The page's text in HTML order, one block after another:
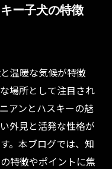
ー子犬の特徴
温暖な気候が特徴
場所として注目され
アンとハスキーの魅
外見と活発な性格が
。本ブログでは、知
特徴やポイントに焦